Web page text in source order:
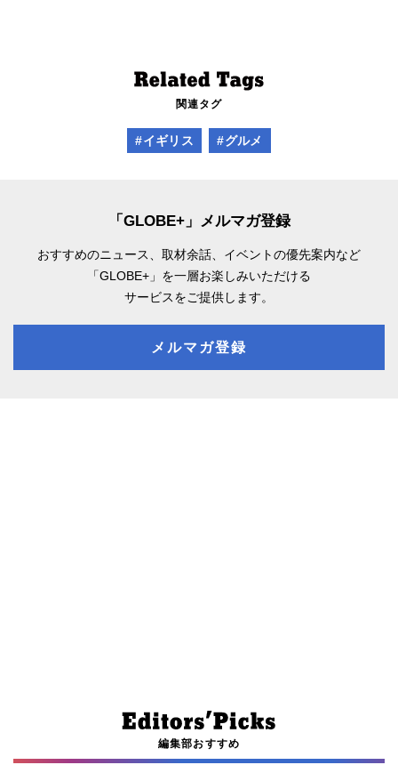
関連タグ
#イギリス #グルメ
「GLOBE+」メルマガ登録
おすすめのニュース、取材余話、 イベントの優先案内など
「GLOBE+」を一層お楽しみいただける
サービスをご提供します。
メルマガ登録
編集部おすすめ